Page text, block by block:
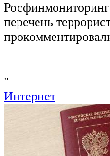
перечень
"
Интернет